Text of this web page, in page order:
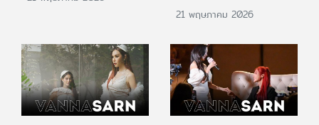
21 พฤษภาคม 2026